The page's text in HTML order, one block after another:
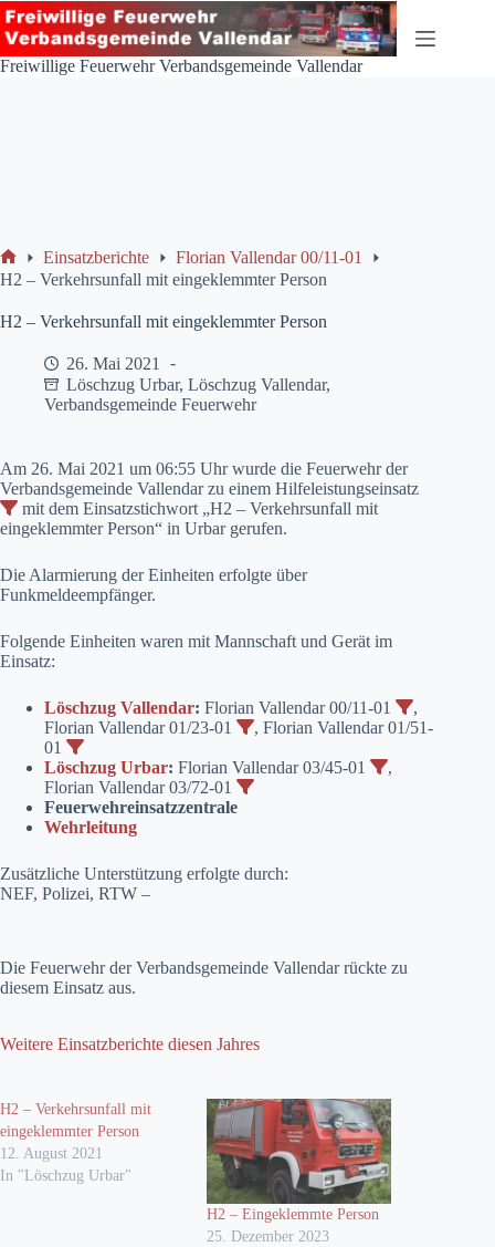
Zum
Inhalt
springen
Freiwillige Feuerwehr Verbandsgemeinde Vallendar
Start
Einsatzberichte
Florian Vallendar 00/11-01
H2 – Verkehrsunfall mit eingeklemmter Person
H2 – Verkehrsunfall mit eingeklemmter Person
26. Mai 2021
Löschzug Urbar, Löschzug Vallendar,
Verbandsgemeinde Feuerwehr
Am 26. Mai 2021 um 06:55 Uhr wurde die Feuerwehr der
Verbandsgemeinde Vallendar zu einem Hilfeleistungseinsatz
mit dem Einsatzstichwort „H2 – Verkehrsunfall mit
eingeklemmter Person“ in Urbar gerufen.
Die Alarmierung der Einheiten erfolgte über
Funkmeldeempfänger.
Folgende Einheiten waren mit Mannschaft und Gerät im
Einsatz:
Löschzug Vallendar: Florian Vallendar 00/11-01
,
Florian Vallendar 01/23-01
, Florian Vallendar 01/51-
01
Löschzug Urbar: Florian Vallendar 03/45-01
,
Florian Vallendar 03/72-01
Feuerwehreinsatzzentrale
Wehrleitung
Zusätzliche Unterstützung erfolgte durch:
NEF, Polizei, RTW –
Die Feuerwehr der Verbandsgemeinde Vallendar rückte zu
diesem Einsatz aus.
Weitere Einsatzberichte diesen Jahres
H2 – Verkehrsunfall mit
eingeklemmter Person
12. August 2021
In "Löschzug Urbar"
H2 – Eingeklemmte Person
25. Dezember 2023